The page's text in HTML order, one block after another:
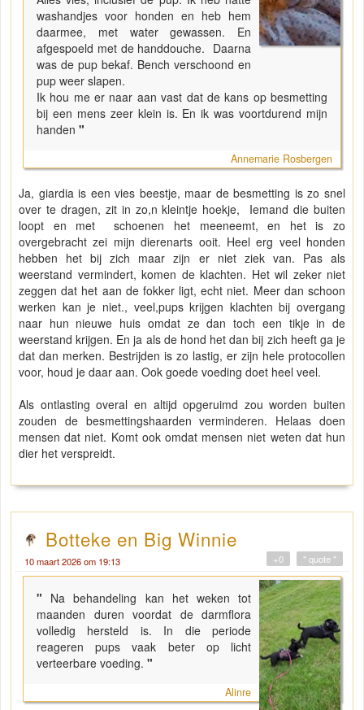
washandjes voor honden en heb hem
daarmee, met water gewassen. En
afgespoeld met de handdouche. Daarna
was de pup bekaf. Bench verschoond en
pup weer slapen.
Ik hou me er naar aan vast dat de kans op besmetting
bij een mens zeer klein is. En ik was voortdurend mijn
handen "
Annemarie Rosbergen
Ja, giardia is een vies beestje, maar de besmetting is zo snel
over te dragen, zit in zo,n kleintje hoekje, Iemand die buiten
loopt en met schoenen het meeneemt, en het is zo
overgebracht zei mijn dierenarts ooit. Heel erg veel honden
hebben het bij zich maar zijn er niet ziek van. Pas als
weerstand vermindert, komen de klachten. Het wil zeker niet
zeggen dat het aan de fokker ligt, echt niet. Meer dan schoon
werken kan je niet., veel,pups krijgen klachten bij overgang
naar hun nieuwe huis omdat ze dan toch een tikje in de
weerstand krijgen. En ja als de hond het dan bij zich heeft ga je
dat dan merken. Bestrijden is zo lastig, er zijn hele protocollen
voor, houd je daar aan. Ook goede voeding doet heel veel.
Als ontlasting overal en altijd opgeruimd zou worden buiten
zouden de besmettingshaarden verminderen. Helaas doen
mensen dat niet. Komt ook omdat mensen niet weten dat hun
dier het verspreidt.
Botteke en Big Winnie
10 maart 2026 om 19:13 " quote "
+0
" Na behandeling kan het weken tot
maanden duren voordat de darmflora
volledig hersteld is. In die periode
reageren pups vaak beter op licht
verteerbare voeding. "
Alinre